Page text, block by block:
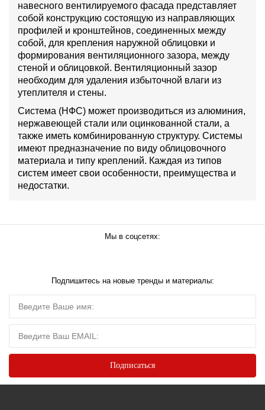
навесного вентилируемого фасада представляет
собой конструкцию состоящую из направляющих
профилей и кронштейнов, соединенных между
собой, для крепления наружной облицовки и
формирования вентиляционного зазора, между
стеной и облицовкой. Вентиляционный зазор
необходим для удаления избыточной влаги из
утеплителя и стены.
Система (НФС) может производиться из алюминия,
нержавеющей стали или оцинкованной стали, а
также иметь комбинированную структуру. Системы
имеют предназначение по виду облицовочного
материала и типу креплений. Каждая из типов
систем имеет свои особенности, преимущества и
недостатки.
Мы в соцсетях:
Подпишитесь на новые тренды и материалы: